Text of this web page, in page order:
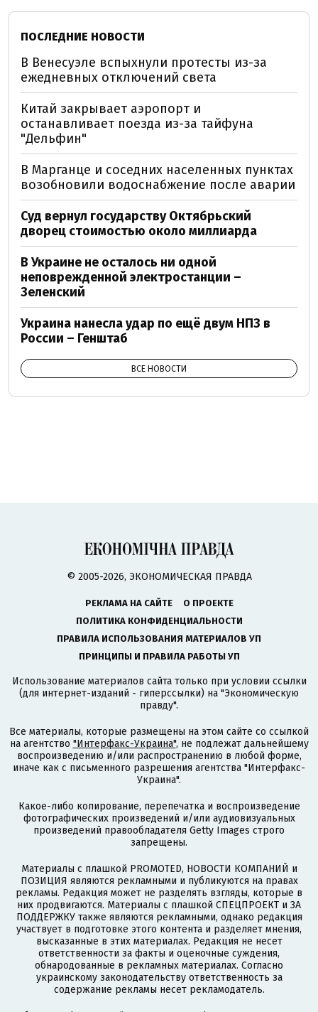
ПОСЛЕДНИЕ НОВОСТИ
В Венесуэле вспыхнули протесты из-за
ежедневных отключений света
Китай закрывает аэропорт и
останавливает поезда из-за тайфуна
"Дельфин"
В Марганце и соседних населенных пунктах
возобновили водоснабжение после аварии
Суд вернул государству Октябрьский
дворец стоимостью около миллиарда
В Украине не осталось ни одной
неповрежденной электростанции –
Зеленский
Украина нанесла удар по ещё двум НПЗ в
России – Генштаб
ВСЕ НОВОСТИ
© 2005-2026, ЭКОНОМИЧЕСКАЯ ПРАВДА
РЕКЛАМА НА САЙТЕ
О ПРОЕКТЕ
ПОЛИТИКА КОНФИДЕНЦИАЛЬНОСТИ
ПРАВИЛА ИСПОЛЬЗОВАНИЯ МАТЕРИАЛОВ УП
ПРИНЦИПЫ И ПРАВИЛА РАБОТЫ УП
Использование материалов сайта только при условии ссылки
(для интернет-изданий - гиперссылки) на "Экономическую
правду".
Все материалы, которые размещены на этом сайте со ссылкой
на агентство "Интерфакс-Украина", не подлежат дальнейшему
воспроизведению и/или распространению в любой форме,
иначе как с письменного разрешения агентства "Интерфакс-
Украина".
Какое-либо копирование, перепечатка и воспроизведение
фотографических произведений и/или аудиовизуальных
произведений правообладателя Getty Images строго
запрещены.
Материалы с плашкой PROMOTED, НОВОСТИ КОМПАНИЙ и
ПОЗИЦИЯ являются рекламными и публикуются на правах
рекламы. Редакция может не разделять взгляды, которые в
них продвигаются. Материалы с плашкой СПЕЦПРОЕКТ и ЗА
ПОДДЕРЖКУ также являются рекламными, однако редакция
участвует в подготовке этого контента и разделяет мнения,
высказанные в этих материалах. Редакция не несет
ответственности за факты и оценочные суждения,
обнародованные в рекламных материалах. Согласно
украинскому законодательству ответственность за
содержание рекламы несет рекламодатель.